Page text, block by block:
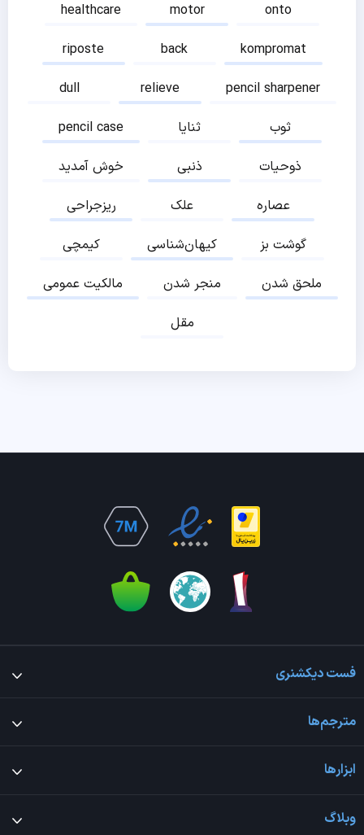
healthcare
motor
onto
riposte
back
kompromat
dull
relieve
pencil sharpener
pencil case
ثنایا
ثوب
خوش آمدید
ذنبی
ذوحیات
ریزجراحی
علک
عصاره
کیمچی
کیهان‌شناسی
گوشت بز
مالکیت عمومی
منجر شدن
ملحق شدن
مقل
فست دیکشنری
مترجم‌ها
ابزارها
وبلاگ